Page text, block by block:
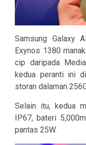
Samsung Galaxy
Exynos 1380
cip daripada
kedua peranti ini
storan dalaman
Selain itu, kedua
IP67, bateri
pantas 25W.